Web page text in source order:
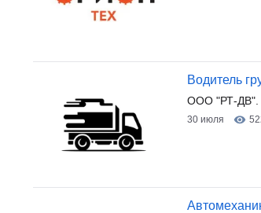
Водитель
ООО "РТ-ДВ".
30 июля